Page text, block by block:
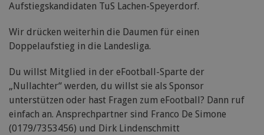
Aufstiegskandidaten TuS Lachen-Speyerdorf.
Wir drücken weiterhin die Daumen für einen
Doppelaufstieg in die Landesliga.
Du willst Mitglied in der eFootball-Sparte der
„Nullachter“ werden, du willst sie als Sponsor
unterstützen oder hast Fragen zum eFootball? Dann ruf
einfach an. Ansprechpartner sind Franco De Simone
(0179/7353456) und Dirk Lindenschmitt